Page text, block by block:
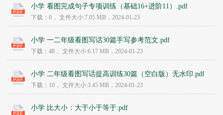
小学 看图完成句子专项训练（基础16+进阶11）.pdf
下载：0， 文件大小:7.05 MB ，2024-01-23
小学 一二年级看图写话30篇手写参考范文.pdf
下载：48， 文件大小:6.17 MB ，2024-01-23
小学 二年级看图写话提高训练30篇（空白版）无水印.pdf
下载：10， 文件大小:3.45 MB ，2024-01-23
小学 比大小：大于小于等于.pdf